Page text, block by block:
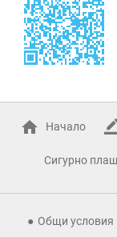
Начало
Сигурно
Общи условия